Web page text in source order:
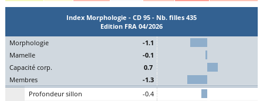
Index Morphologie - CD 95 - Nb. filles 435
Edition FRA 04/2026
Morphologie
-1.1
Mamelle
-0.1
Capacité corp.
0.7
Membres -1.3
Profondeursillon
-0.4